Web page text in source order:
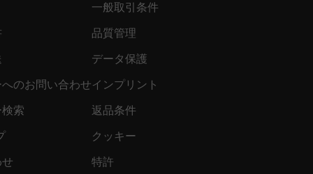
のお問い合わせ
索
一般取引条件
品質管理
データ保護
インプリント
返品条件
クッキー
特許